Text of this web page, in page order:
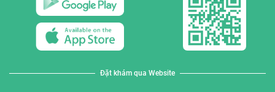
Đặt khám qua Website